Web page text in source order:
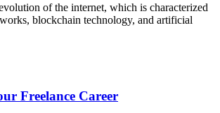
of the internet, which is characterized
blockchain technology, and artificial
Freelance Career